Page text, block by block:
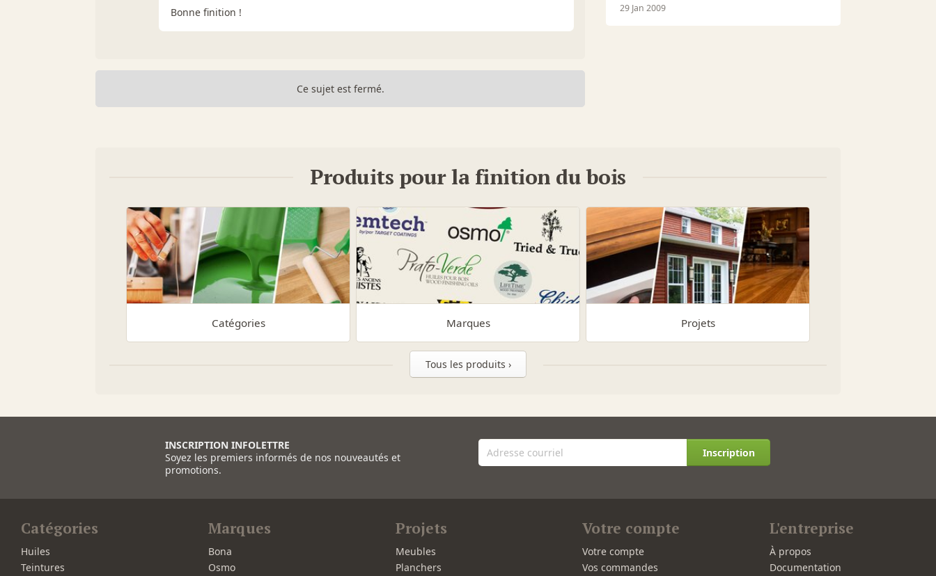
Bonne finition !
Ce sujet est fermé.
29 Jan 2009
Produits pour la finition du bois
Catégories Marques Projets
Tous les produits ›
INSCRIPTION INFOLETTRE
Soyez les premiers informés de nos nouveautés et
promotions.
Inscription
Catégories
Huiles
Teintures
Marques
Bona
Osmo
Projets
Meubles
Planchers
Votre compte
Votre compte
Vos commandes
L'entreprise
À propos
Documentation